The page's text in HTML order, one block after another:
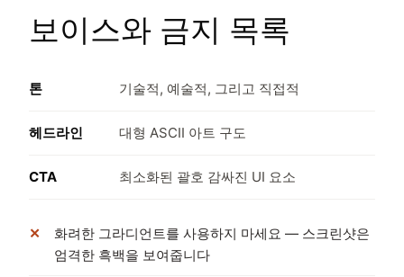
보이스와 금지 목록
톤 기술적, 예술적, 그리고 직접적
헤드라인 대형 ASCII 아트 구도
CTA 최소화된 괄호 감싸진 UI 요소
화려한 그라디언트를 사용하지 마세요 — 스크린샷은
엄격한 흑백을 보여줍니다